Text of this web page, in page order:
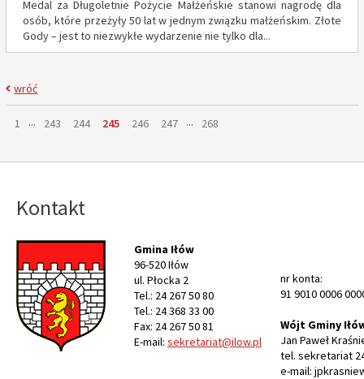
Medal za Długoletnie Pożycie Małżeńskie stanowi nagrodę dla
osób, które przeżyły 50 lat w jednym związku małżeńskim. Złote
Gody – jest to niezwykłe wydarzenie nie tylko dla...
wróć
Strona
Strona
1 ... Strona
243 Strona
244 Strona
245 Strona
246 Strona
247 ... Strona
268
Kontakt
Gmina Iłów
96-520 Iłów
ul. Płocka 2
Tel.: 24 267 50 80
Tel.: 24 368 33 00
Fax: 24 267 50 81
E-mail: sekretariat@ilow.pl
nr konta:
91 9010 0006
Wójt Gminy
Jan Paweł
tel. sekretariat
e-mail: